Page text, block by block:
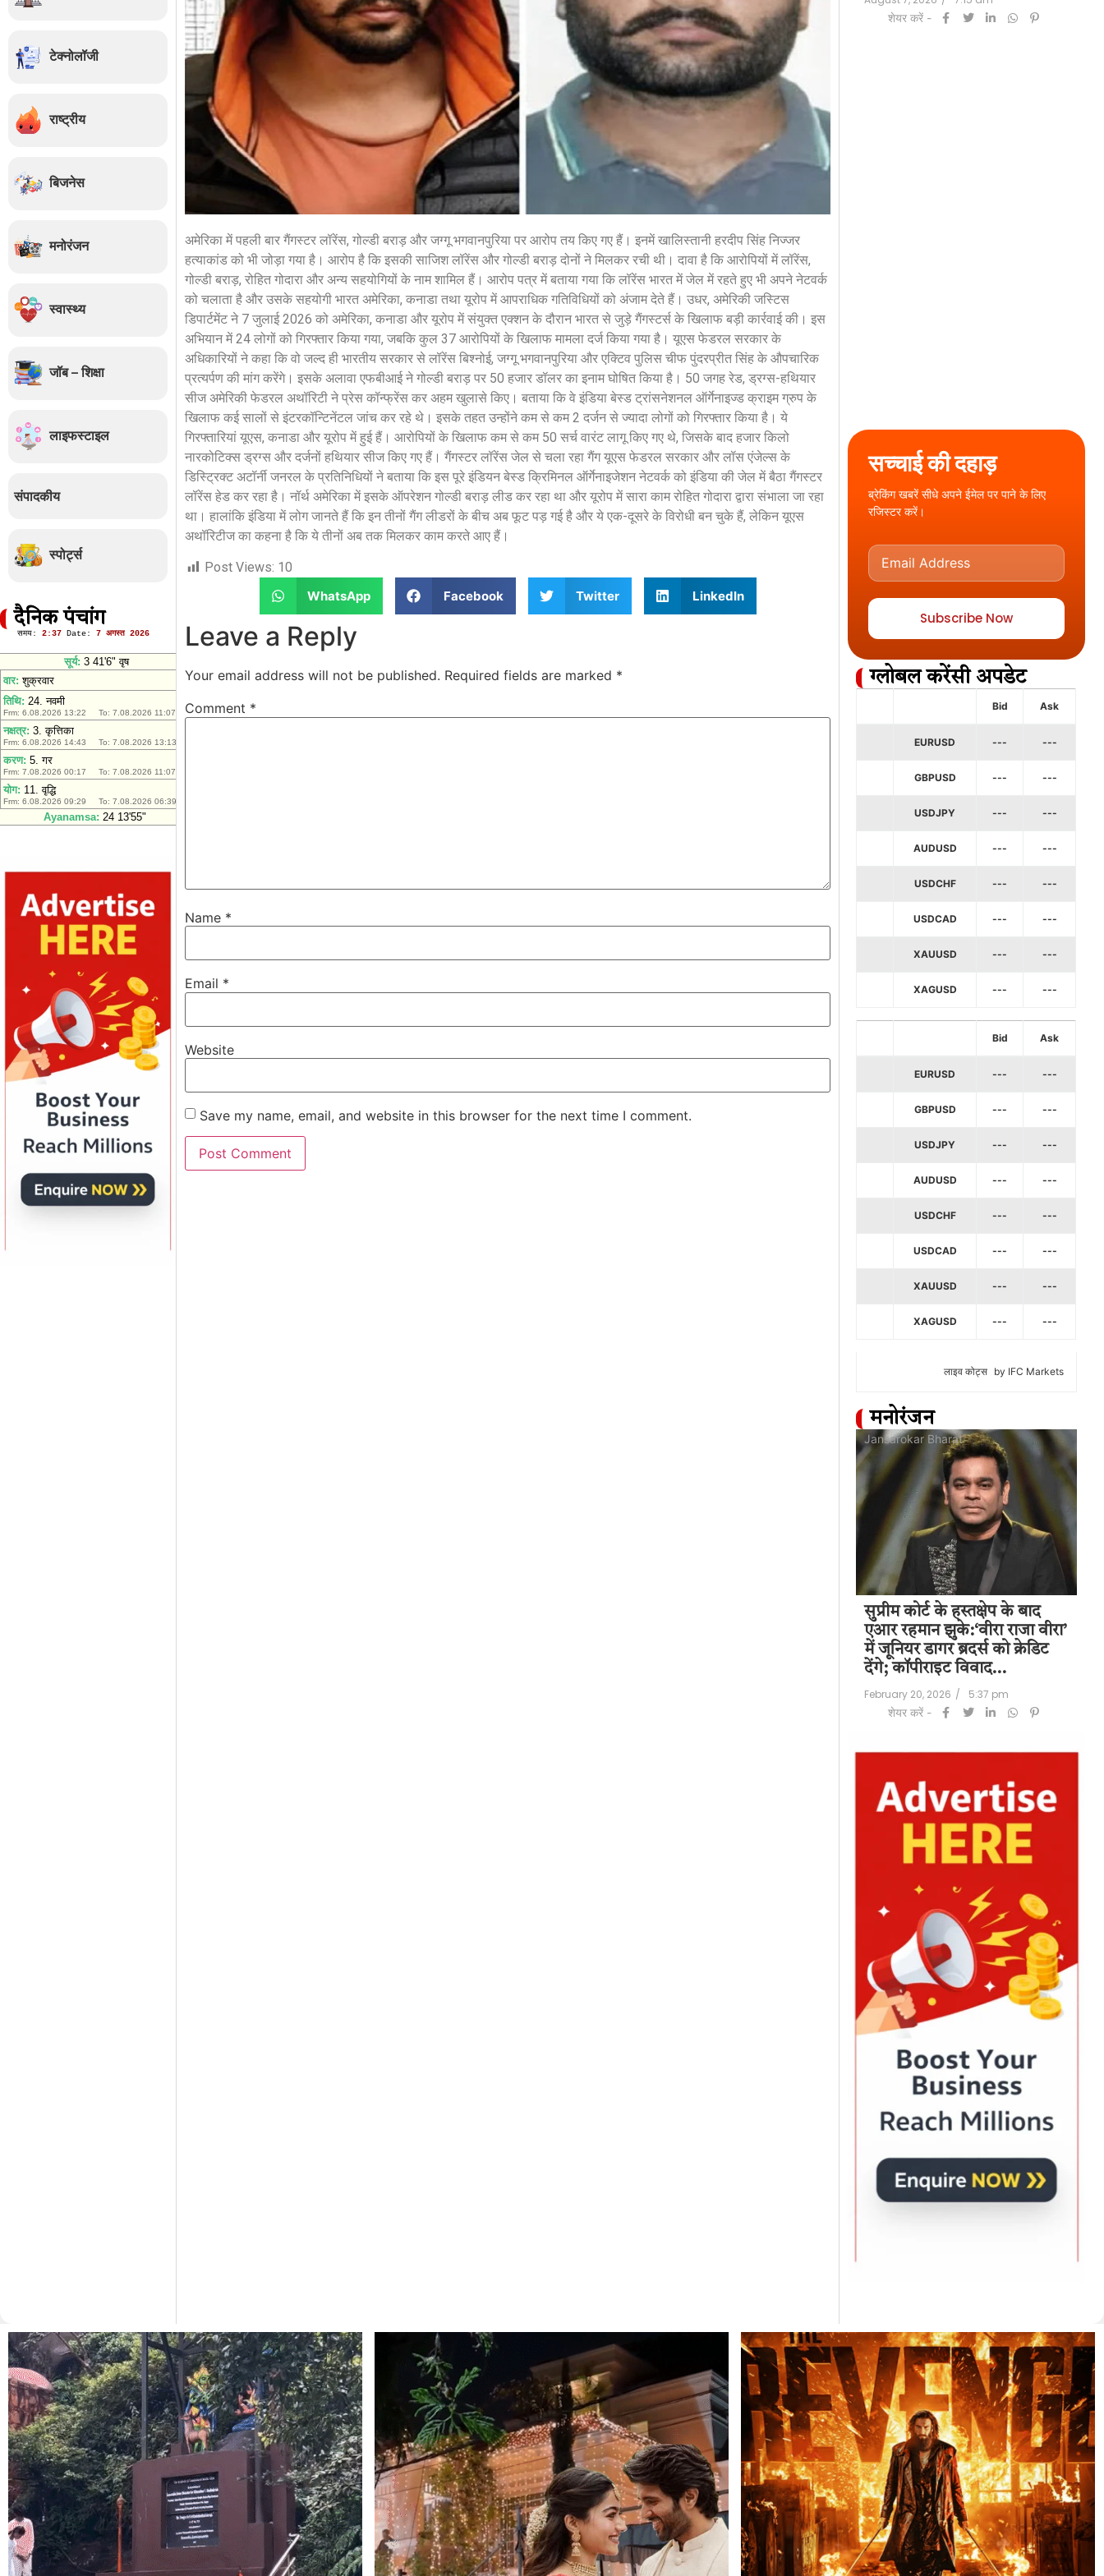
टेक्नोलॉजी
राष्ट्रीय
बिजनेस
मनोरंजन
स्वास्थ्य
जॉब – शिक्षा
लाइफस्टाइल
संपादकीय
स्पोर्ट्स
दैनिक पंचांग
अमेरिका में पहली बार गैंगस्टर लॉरेंस, गोल्डी बराड़ और जग्गू भगवानपुरिया पर आरोप तय किए गए हैं। इनमें खालिस्तानी हरदीप सिंह निज्जर
हत्याकांड को भी जोड़ा गया है। आरोप है कि इसकी साजिश लॉरेंस और गोल्डी बराड़ दोनों ने मिलकर रची थी। दावा है कि आरोपियों में लॉरेंस,
गोल्डी बराड़, रोहित गोदारा और अन्य सहयोगियों के नाम शामिल हैं। आरोप पत्र में बताया गया कि लॉरेंस भारत में जेल में रहते हुए भी अपने नेटवर्क
को चलाता है और उसके सहयोगी भारत अमेरिका, कनाडा तथा यूरोप में आपराधिक गतिविधियों को अंजाम देते हैं। उधर, अमेरिकी जस्टिस
डिपार्टमेंट ने 7 जुलाई 2026 को अमेरिका, कनाडा और यूरोप में संयुक्त एक्शन के दौरान भारत से जुड़े गैंगस्टर्स के खिलाफ बड़ी कार्रवाई की। इस
अभियान में 24 लोगों को गिरफ्तार किया गया, जबकि कुल 37 आरोपियों के खिलाफ मामला दर्ज किया गया है। यूएस फेडरल सरकार के
अधिकारियों ने कहा कि वो जल्द ही भारतीय सरकार से लॉरेंस बिश्नोई, जग्गू भगवानपुरिया और एक्टिव पुलिस चीफ पुंदरप्रीत सिंह के औपचारिक
प्रत्यर्पण की मांग करेंगे। इसके अलावा एफबीआई ने गोल्डी बराड़ पर 50 हजार डॉलर का इनाम घोषित किया है। 50 जगह रेड, ड्रग्स-हथियार
सीज अमेरिकी फेडरल अथॉरिटी ने प्रेस कॉन्फ्रेंस कर अहम खुलासे किए। बताया कि वे इंडिया बेस्ड ट्रांसनेशनल ऑर्गेनाइज्ड क्राइम ग्रुप के
खिलाफ कई सालों से इंटरकॉन्टिनेंटल जांच कर रहे थे। इसके तहत उन्होंने कम से कम 2 दर्जन से ज्यादा लोगों को गिरफ्तार किया है। ये
गिरफ्तारियां यूएस, कनाडा और यूरोप में हुई हैं। आरोपियों के खिलाफ कम से कम 50 सर्च वारंट लागू किए गए थे, जिसके बाद हजार किलो
नारकोटिक्स ड्रग्स और दर्जनों हथियार सीज किए गए हैं। गैंगस्टर लॉरेंस जेल से चला रहा गैंग यूएस फेडरल सरकार और लॉस एंजेल्स के
डिस्ट्रिक्ट अटॉर्नी जनरल के प्रतिनिधियों ने बताया कि इस पूरे इंडियन बेस्ड क्रिमिनल ऑर्गेनाइजेशन नेटवर्क को इंडिया की जेल में बैठा गैंगस्टर
लॉरेंस हेड कर रहा है। नॉर्थ अमेरिका में इसके ऑपरेशन गोल्डी बराड़ लीड कर रहा था और यूरोप में सारा काम रोहित गोदारा द्वारा संभाला जा रहा
था। हालांकि इंडिया में लोग जानते हैं कि इन तीनों गैंग लीडरों के बीच अब फूट पड़ गई है और ये एक-दूसरे के विरोधी बन चुके हैं, लेकिन यूएस
अथॉरिटीज का कहना है कि ये तीनों अब तक मिलकर काम करते आए हैं।
Post Views: 10
WhatsApp
Facebook Twitter LinkedIn
Leave a Reply
Your email address will not be published. Required fields are marked *
Comment *
Name *
Email *
Website
Save my name, email, and website in this browser for the next time I comment.
August 7, 2026 / 7:20 am
शेयर करें -
शेयर करें -
सच्चाई की दहाड़
ब्रेकिंग खबरें सीधे अपने ईमेल पर पाने के लिए
रजिस्टर करें।
Subscribe Now
ग्लोबल करेंसी अपडेट
Bid Ask
EURUSD --- ---
GBPUSD --- ---
USDJPY --- ---
AUDUSD --- ---
USDCHF --- ---
USDCAD --- ---
XAUUSD --- ---
XAGUSD --- ---
Bid Ask
EURUSD --- ---
GBPUSD --- ---
USDJPY --- ---
AUDUSD --- ---
USDCHF --- ---
USDCAD --- ---
XAUUSD --- ---
XAGUSD --- ---
लाइव कोट्स by IFC Markets
मनोरंजन
Jansarokar Bharat
सुप्रीम कोर्ट के हस्तक्षेप के बाद
एआर रहमान झुके:‘वीरा राजा वीरा’
में जूनियर डागर ब्रदर्स को क्रेडिट
देंगे; कॉपीराइट विवाद…
February 20, 2026 /
5:37 pm
शेयर करें -